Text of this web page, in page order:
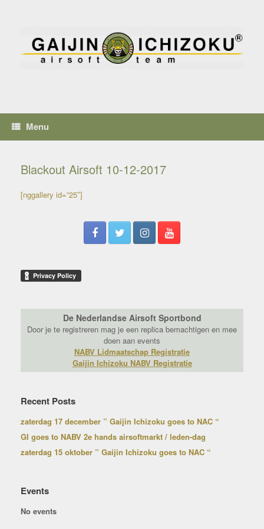
Menu
Blackout Airsoft 10-12-2017
[nggallery id=”25″]
De Nederlandse Airsoft Sportbond
Door je te registreren mag je een replica bemachtigen en mee
doen aan events
NABV Lidmaatschap Registratie
Gaijin Ichizoku NABV Registratie
Recent Posts
zaterdag 17 december ” Gaijin Ichizoku goes to NAC “
GI goes to NABV 2e hands airsoftmarkt / leden-dag
zaterdag 15 oktober ” Gaijin Ichizoku goes to NAC “
Events
No events